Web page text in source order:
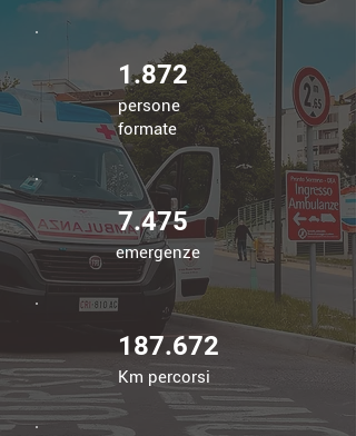
1.872
persone
formate
7.475
emergenze
187.672
Km percorsi